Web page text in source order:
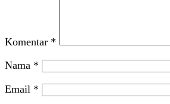
Komentar *
Nama *
Email *